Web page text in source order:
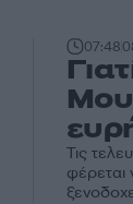
07:48
Τις
φέρεται